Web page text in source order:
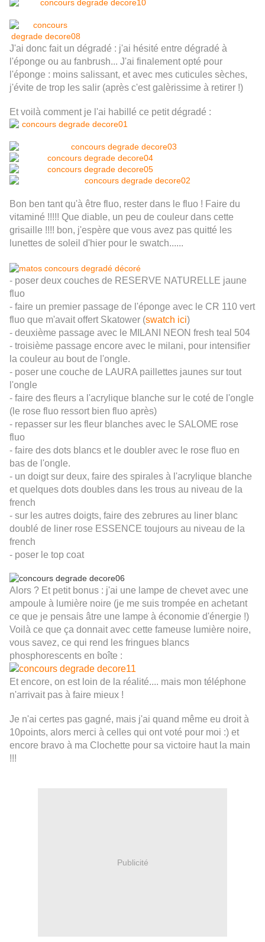
J'ai donc fait un dégradé : j'ai hésité entre dégradé à
l'éponge ou au fanbrush... J'ai finalement opté pour
l'éponge : moins salissant, et avec mes cuticules sèches,
j'évite de trop les salir (après c'est galèrissime à retirer !)
Et voilà comment je l'ai habillé ce petit dégradé :
Bon ben tant qu'à être fluo, rester dans le fluo ! Faire du
vitaminé !!!!! Que diable, un peu de couleur dans cette
grisaille !!!! bon, j'espère que vous avez pas quitté les
lunettes de soleil d'hier pour le swatch......
- poser deux couches de RESERVE NATURELLE jaune
fluo
- faire un premier passage de l'éponge avec le CR 110 vert
fluo que m'avait offert Skatower (swatch ici)
- deuxième passage avec le MILANI NEON fresh teal 504
- troisième passage encore avec le milani, pour intensifier
la couleur au bout de l'ongle.
- poser une couche de LAURA paillettes jaunes sur tout
l'ongle
- faire des fleurs a l'acrylique blanche sur le coté de l'ongle
(le rose fluo ressort bien fluo après)
- repasser sur les fleur blanches avec le SALOME rose
fluo
- faire des dots blancs et le doubler avec le rose fluo en
bas de l'ongle.
- un doigt sur deux, faire des spirales à l'acrylique blanche
et quelques dots doubles dans les trous au niveau de la
french
- sur les autres doigts, faire des zebrures au liner blanc
doublé de liner rose ESSENCE toujours au niveau de la
french
- poser le top coat
Alors ? Et petit bonus : j'ai une lampe de chevet avec une
ampoule à lumière noire (je me suis trompée en achetant
ce que je pensais âtre une lampe à économie d'énergie !)
Voilà ce que ça donnait avec cette fameuse lumière noire,
vous savez, ce qui rend les fringues blancs
phosphorescents en boîte :
Et encore, on est loin de la réalité.... mais mon téléphone
n'arrivait pas à faire mieux !
Je n'ai certes pas gagné, mais j'ai quand même eu droit à
10points, alors merci à celles qui ont voté pour moi :) et
encore bravo à ma Clochette pour sa victoire haut la main
!!!
Publicité